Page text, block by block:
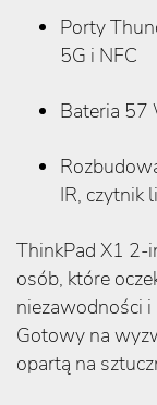
Porty
5G i NFC
Bateria 57
IR, czytnik
ThinkPad X1 2-
osób, które
niezawodności
Gotowy na
opartą na